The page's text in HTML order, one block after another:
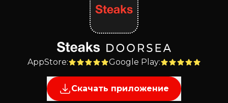
AppStore: Google Play:
Скачать приложение